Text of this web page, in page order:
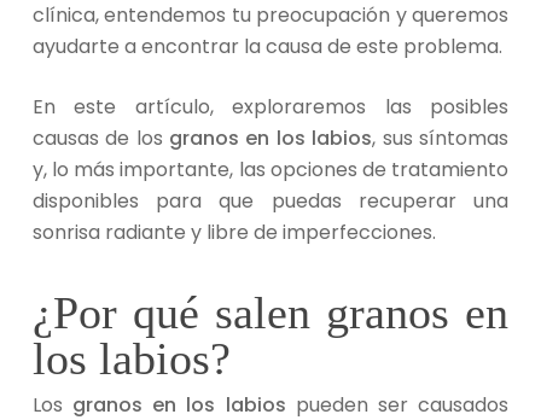
clínica, entendemos tu preocupación y queremos
ayudarte a encontrar la causa de este problema.
En este artículo, exploraremos las posibles
causas de los granos en los labios, sus síntomas
y, lo más importante, las opciones de tratamiento
disponibles para que puedas recuperar una
sonrisa radiante y libre de imperfecciones.
¿Por qué salen granos en
los labios?
Los granos en los labios pueden ser causados